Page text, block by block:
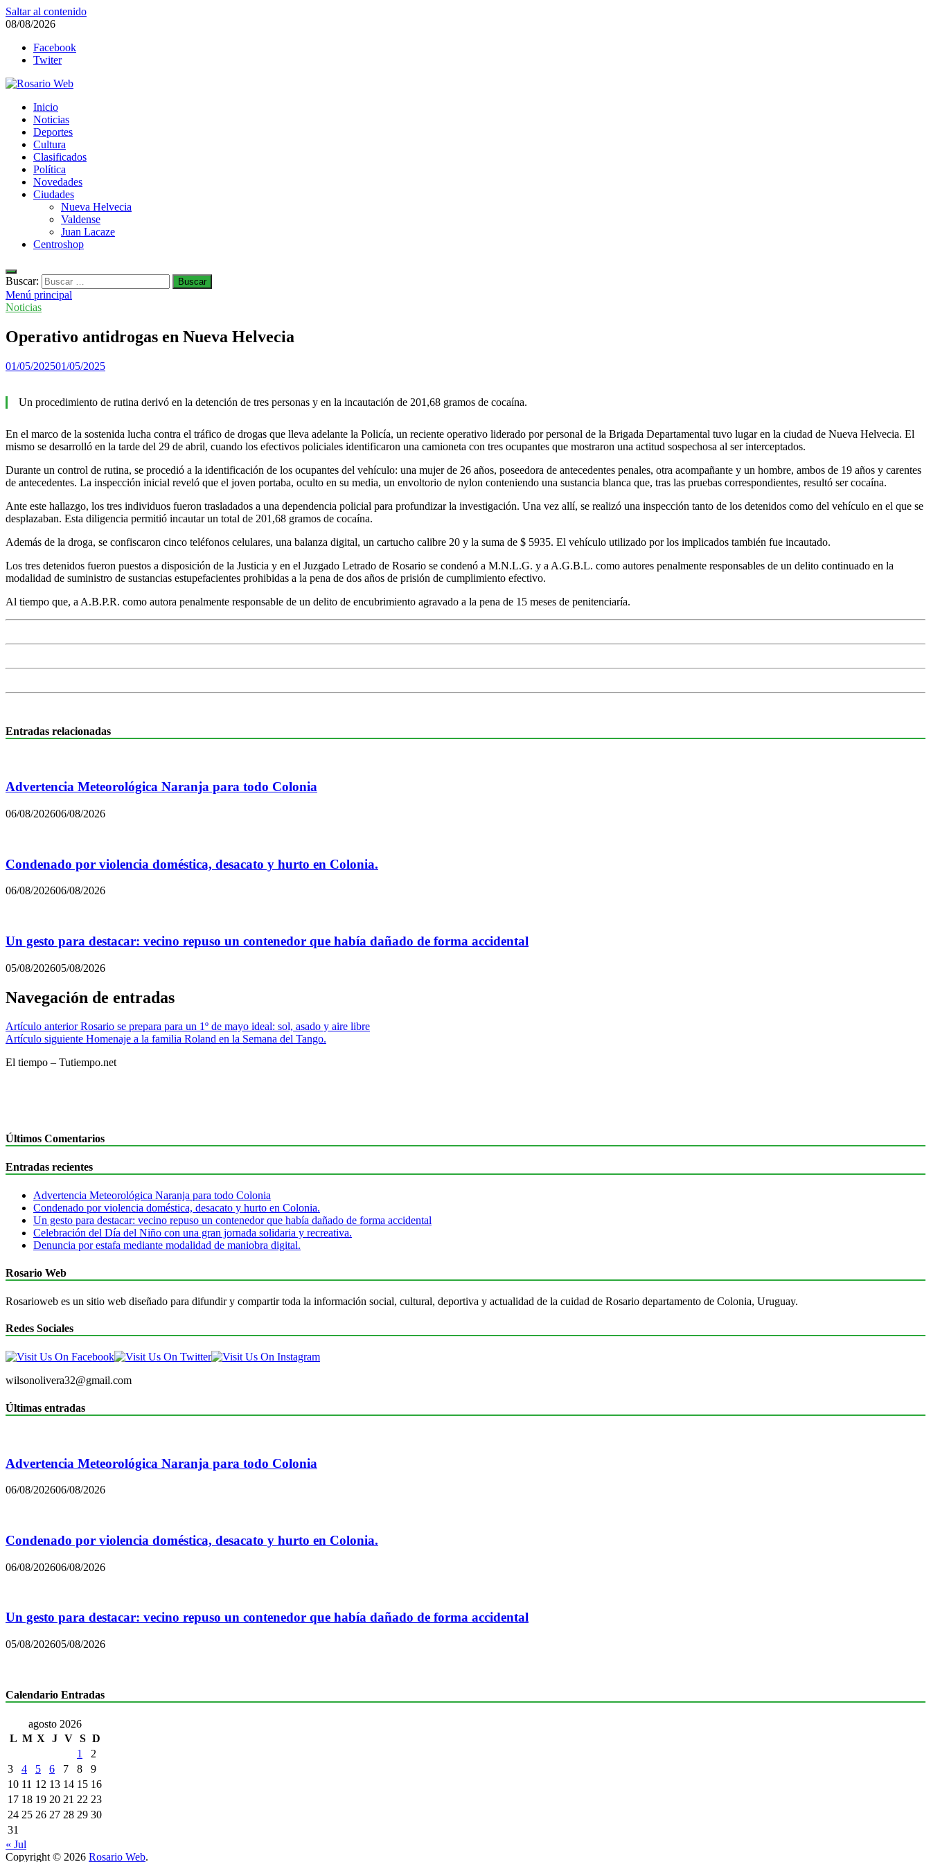
Saltar al contenido
08/08/2026
Facebook
Twiter
Rosario Web
Todas la noticias de Rosario y la zona
Inicio
Noticias
Deportes
Cultura
Clasificados
Política
Novedades
Ciudades
Nueva Helvecia
Valdense
Juan Lacaze
Centroshop
Buscar:
Menú principal
Noticias
Operativo antidrogas en Nueva Helvecia
01/05/202501/05/2025
Un procedimiento de rutina derivó en la detención de tres personas y en la incautación de 201,68 gramos de cocaína.
En el marco de la sostenida lucha contra el tráfico de drogas que lleva adelante la Policía, un reciente operativo liderado por personal de la Brigada Departamental tuvo lugar en la ciudad de Nueva Helvecia. El
mismo se desarrolló en la tarde del 29 de abril, cuando los efectivos policiales identificaron una camioneta con tres ocupantes que mostraron una actitud sospechosa al ser interceptados.
Durante un control de rutina, se procedió a la identificación de los ocupantes del vehículo: una mujer de 26 años, poseedora de antecedentes penales, otra acompañante y un hombre, ambos de 19 años y carentes
de antecedentes. La inspección inicial reveló que el joven portaba, oculto en su media, un envoltorio de nylon conteniendo una sustancia blanca que, tras las pruebas correspondientes, resultó ser cocaína.
Ante este hallazgo, los tres individuos fueron trasladados a una dependencia policial para profundizar la investigación. Una vez allí, se realizó una inspección tanto de los detenidos como del vehículo en el que se
desplazaban. Esta diligencia permitió incautar un total de 201,68 gramos de cocaína.
Además de la droga, se confiscaron cinco teléfonos celulares, una balanza digital, un cartucho calibre 20 y la suma de $ 5935. El vehículo utilizado por los implicados también fue incautado.
Los tres detenidos fueron puestos a disposición de la Justicia y en el Juzgado Letrado de Rosario se condenó a M.N.L.G. y a A.G.B.L. como autores penalmente responsables de un delito continuado en la
modalidad de suministro de sustancias estupefacientes prohibidas a la pena de dos años de prisión de cumplimiento efectivo.
Al tiempo que, a A.B.P.R. como autora penalmente responsable de un delito de encubrimiento agravado a la pena de 15 meses de penitenciaría.
Entradas relacionadas
Advertencia Meteorológica Naranja para todo Colonia
06/08/202606/08/2026
Condenado por violencia doméstica, desacato y hurto en Colonia.
06/08/202606/08/2026
Un gesto para destacar: vecino repuso un contenedor que había dañado de forma accidental
05/08/202605/08/2026
Navegación de entradas
Artículo anterior Rosario se prepara para un 1º de mayo ideal: sol, asado y aire libre
Artículo siguiente Homenaje a la familia Roland en la Semana del Tango.
El tiempo – Tutiempo.net
Últimos Comentarios
Entradas recientes
Advertencia Meteorológica Naranja para todo Colonia
Condenado por violencia doméstica, desacato y hurto en Colonia.
Un gesto para destacar: vecino repuso un contenedor que había dañado de forma accidental
Celebración del Día del Niño con una gran jornada solidaria y recreativa.
Denuncia por estafa mediante modalidad de maniobra digital.
Rosario Web
Rosarioweb es un sitio web diseñado para difundir y compartir toda la información social, cultural, deportiva y actualidad de la cuidad de Rosario departamento de Colonia, Uruguay.
Redes Sociales
wilsonolivera32@gmail.com
Últimas entradas
Advertencia Meteorológica Naranja para todo Colonia
06/08/202606/08/2026
Condenado por violencia doméstica, desacato y hurto en Colonia.
06/08/202606/08/2026
Un gesto para destacar: vecino repuso un contenedor que había dañado de forma accidental
05/08/202605/08/2026
Calendario Entradas
agosto 2026
L M X J V S D
1
2
3
4 5 6 7 8
9
10 11 12 13 14 15 16
17 18 19 20 21 22 23
24 25 26 27 28 29 30
31
« Jul
Copyright © 2026 Rosario Web.